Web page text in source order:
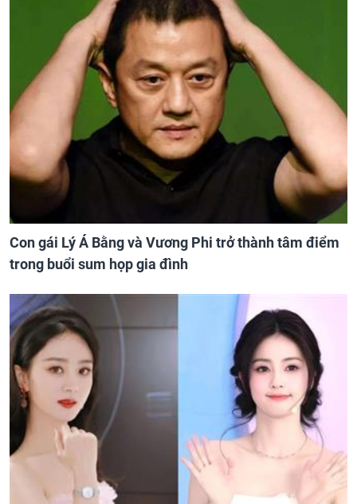
Con gái Lý Á Bằng và Vương Phi trở thành tâm điểm
trong buổi sum họp gia đình